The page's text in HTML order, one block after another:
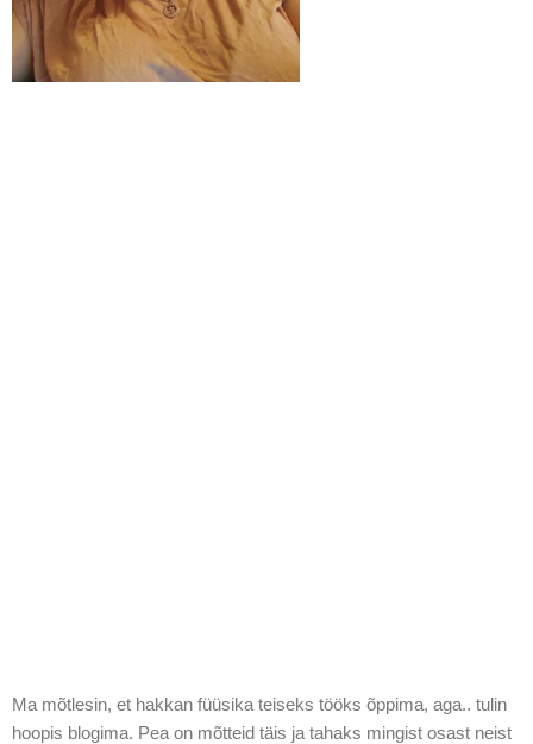
Ma mõtlesin, et hakkan füüsika teiseks tööks õppima, aga.. tulin
hoopis blogima. Pea on mõtteid täis ja tahaks mingist osast neist